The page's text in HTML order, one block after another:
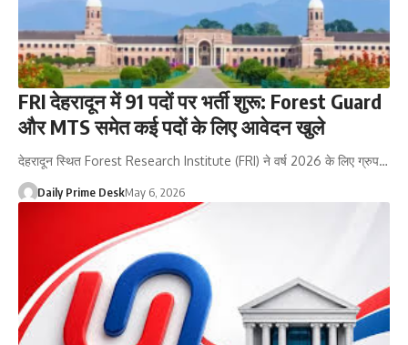
FRI देहरादून में 91 पदों पर भर्ती शुरू: Forest Guard
और MTS समेत कई पदों के लिए आवेदन खुले
देहरादून स्थित Forest Research Institute (FRI) ने वर्ष 2026 के लिए ग्रुप…
Daily Prime DeskMay 6, 2026